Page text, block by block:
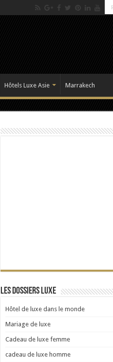
Hôtels Luxe Asie Marrakech
Les dossiers Luxe
Hôtel de luxe dans le monde
Mariage de luxe
Cadeau de luxe femme
cadeau de luxe homme